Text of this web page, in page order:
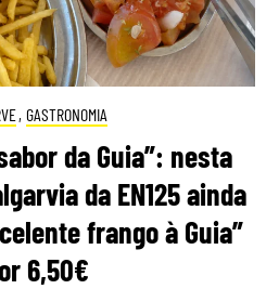
, GASTRONOMIA
da Guia”: nesta
da EN125 ainda
frango à Guia”
6,50€